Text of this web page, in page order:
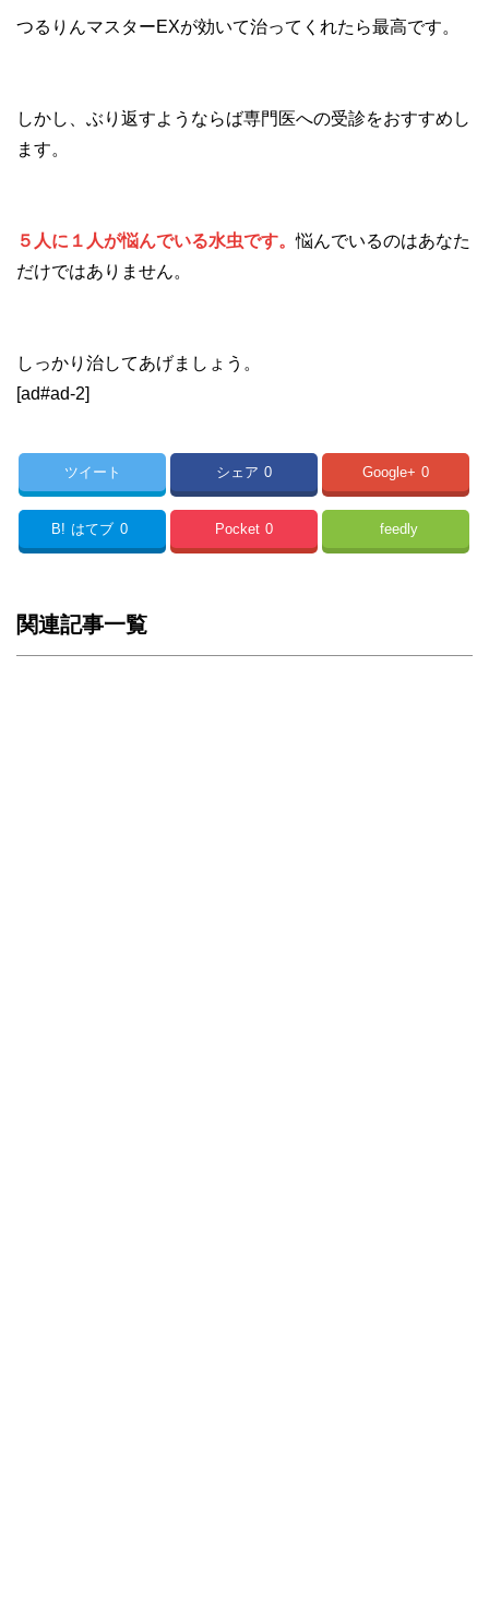
つるりんマスターEXが効いて治ってくれたら最高です。
しかし、ぶり返すようならば専門医への受診をおすすめし
ます。
５人に１人が悩んでいる水虫です。悩んでいるのはあなた
だけではありません。
しっかり治してあげましょう。
[ad#ad-2]
ツイート シェア 0 Google+ 0
B! はてブ 0 Pocket 0 feedly
関連記事一覧